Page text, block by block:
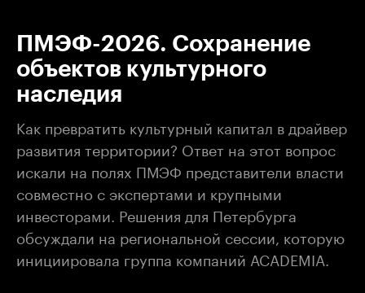
ПМЭФ-2026. Сохранение
объектов культурного
наследия
Как превратить культурный капитал в драйвер
развития территории? Ответ на этот вопрос
искали на полях ПМЭФ представители власти
совместно с экспертами и крупными
инвесторами. Решения для Петербурга
обсуждали на региональной сессии, которую
инициировала группа компаний ACADEMIA.